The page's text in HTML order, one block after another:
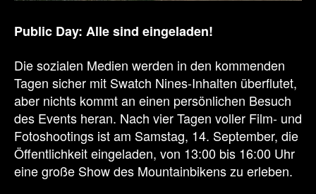
Public Day: Alle sind eingeladen!
Die sozialen Medien werden in den kommenden
Tagen sicher mit Swatch Nines-Inhalten überflutet,
aber nichts kommt an einen persönlichen Besuch
des Events heran. Nach vier Tagen voller Film- und
Fotoshootings ist am Samstag, 14. September, die
Öffentlichkeit eingeladen, von 13:00 bis 16:00 Uhr
eine große Show des Mountainbikens zu erleben.